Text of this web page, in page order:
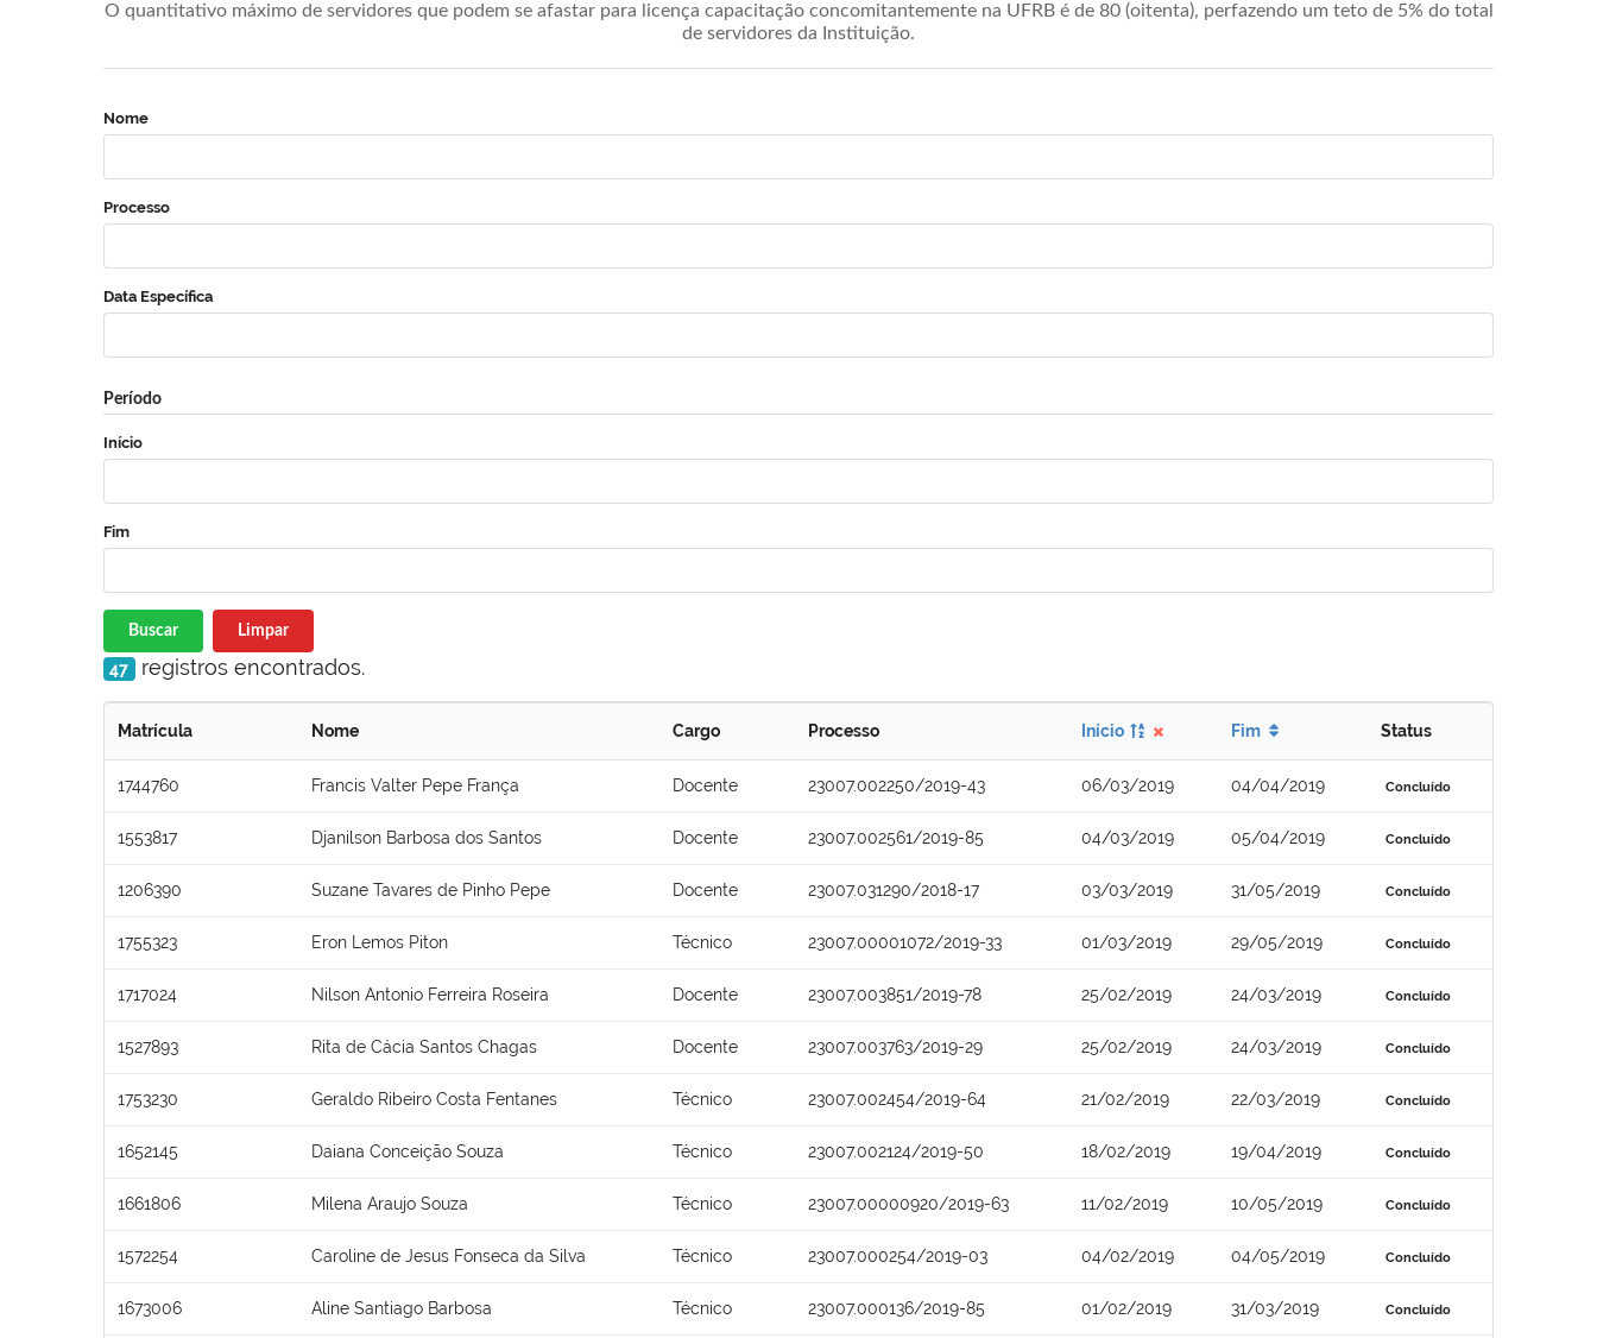
O quantitativo máximo de servidores que podem se afastar para licença capacitação concomitantemente na UFRB é de 80 (oitenta), perfazendo um teto de 5% do total
de servidores da Instituição.
Nome
Processo
Data Específica
Período
Início
Fim
Buscar Limpar
47 registros encontrados.
Matrícula Nome Cargo Processo Início Fim Status
1744760 Francis Valter Pepe França Docente 23007.002250/2019-43 06/03/2019 04/04/2019 Concluído
1553817 Djanilson Barbosa dos Santos Docente 23007.002561/2019-85 04/03/2019 05/04/2019 Concluído
1206390 Suzane Tavares de Pinho Pepe Docente 23007.031290/2018-17 03/03/2019 31/05/2019 Concluído
1755323 Eron Lemos Piton Técnico 23007.00001072/2019-33 01/03/2019 29/05/2019 Concluído
1717024 Nilson Antonio Ferreira Roseira Docente 23007.003851/2019-78 25/02/2019 24/03/2019 Concluído
1527893 Rita de Cácia Santos Chagas Docente 23007.003763/2019-29 25/02/2019 24/03/2019 Concluído
1753230 Geraldo Ribeiro Costa Fentanes Técnico 23007.002454/2019-64 21/02/2019 22/03/2019 Concluído
1652145 Daiana Conceição Souza Técnico 23007.002124/2019-50 18/02/2019 19/04/2019 Concluído
1661806 Milena Araujo Souza Técnico 23007.00000920/2019-63 11/02/2019 10/05/2019 Concluído
1572254 Caroline de Jesus Fonseca da Silva Técnico 23007.000254/2019-03 04/02/2019 04/05/2019 Concluído
1673006 Aline Santiago Barbosa Técnico 23007.000136/2019-85 01/02/2019 31/03/2019 Concluído